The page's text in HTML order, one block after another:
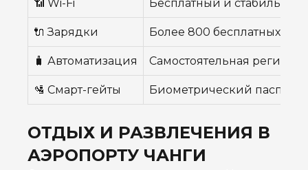
📶 Wi-Fi Бесплатный и
🔌 Зарядки Более 800 бесплатных
🧳 Автоматизация Самостоятельная
🛂 Смарт-гейты Биометрический
ОТДЫХ И РАЗВЛЕЧЕНИЯ В
АЭРОПОРТУ ЧАНГИ